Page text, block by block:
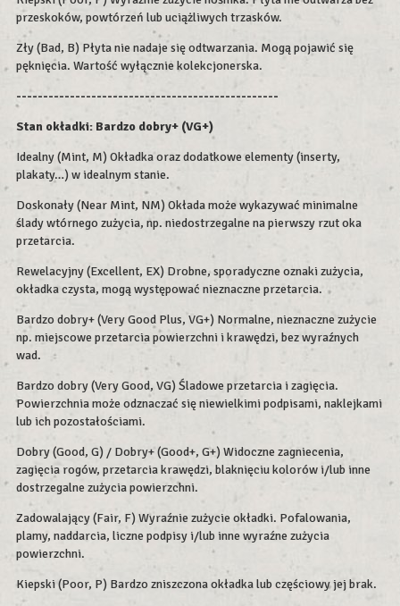
przeskoków, powtórzeń lub uciążliwych trzasków.
Zły (Bad, B) Płyta nie nadaje się odtwarzania. Mogą pojawić się
pęknięcia. Wartość wyłącznie kolekcjonerska.
-------------------------------------------------
Stan okładki: Bardzo dobry+ (VG+)
Idealny (Mint, M) Okładka oraz dodatkowe elementy (inserty,
plakaty…) w idealnym stanie.
Doskonały (Near Mint, NM) Okłada może wykazywać minimalne
ślady wtórnego zużycia, np. niedostrzegalne na pierwszy rzut oka
przetarcia.
Rewelacyjny (Excellent, EX) Drobne, sporadyczne oznaki zużycia,
okładka czysta, mogą występować nieznaczne przetarcia.
Bardzo dobry+ (Very Good Plus, VG+) Normalne, nieznaczne zużycie
np. miejscowe przetarcia powierzchni i krawędzi, bez wyraźnych
wad.
Bardzo dobry (Very Good, VG) Śladowe przetarcia i zagięcia.
Powierzchnia może odznaczać się niewielkimi podpisami, naklejkami
lub ich pozostałościami.
Dobry (Good, G) / Dobry+ (Good+, G+) Widoczne zagniecenia,
zagięcia rogów, przetarcia krawędzi, blaknięciu kolorów i/lub inne
dostrzegalne zużycia powierzchni.
Zadowalający (Fair, F) Wyraźnie zużycie okładki. Pofalowania,
plamy, naddarcia, liczne podpisy i/lub inne wyraźne zużycia
powierzchni.
Kiepski (Poor, P) Bardzo zniszczona okładka lub częściowy jej brak.